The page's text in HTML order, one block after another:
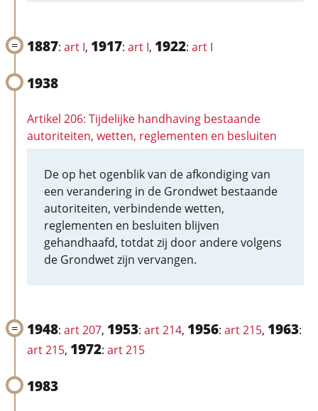
1887: art I, 1917: art I, 1922: art I
1938
Artikel 206: Tijdelijke handhaving bestaande
autoriteiten, wetten, reglementen en besluiten
De op het ogenblik van de afkondiging van
een verandering in de Grondwet bestaande
autoriteiten, verbindende wetten,
reglementen en besluiten blijven
gehandhaafd, totdat zij door andere volgens
de Grondwet zijn vervangen.
1948: art 207, 1953: art 214, 1956: art 215, 1963:
art 215, 1972: art 215
1983